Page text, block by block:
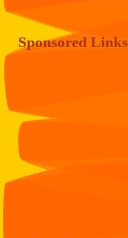
Sponsored Links